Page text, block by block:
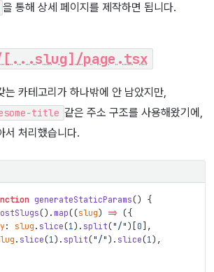
을 통해 상세 페이지를 제작하면 됩니다.
[...slug]/page.tsx
카테고리가 하나밖에 안 남았지만,
title 같은 주소 구조를 사용해왔기에,
서 처리했습니다.
generateStaticParams()
{
() . map((slug) => ({
: slug . slice(1 ) . split("/" ) [0 ] ,
. slice(1 ) . split("/" ) . slice(1 ) ,